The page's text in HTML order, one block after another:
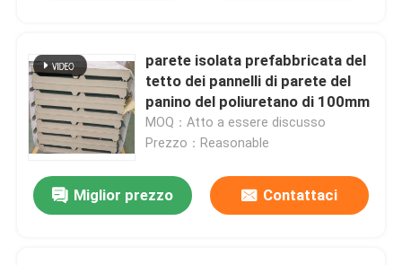
parete isolata prefabbricata del
tetto dei pannelli di parete del
panino del poliuretano di 100mm
MOQ：Atto a essere discusso
Prezzo：Reasonable
Miglior prezzo Contattaci